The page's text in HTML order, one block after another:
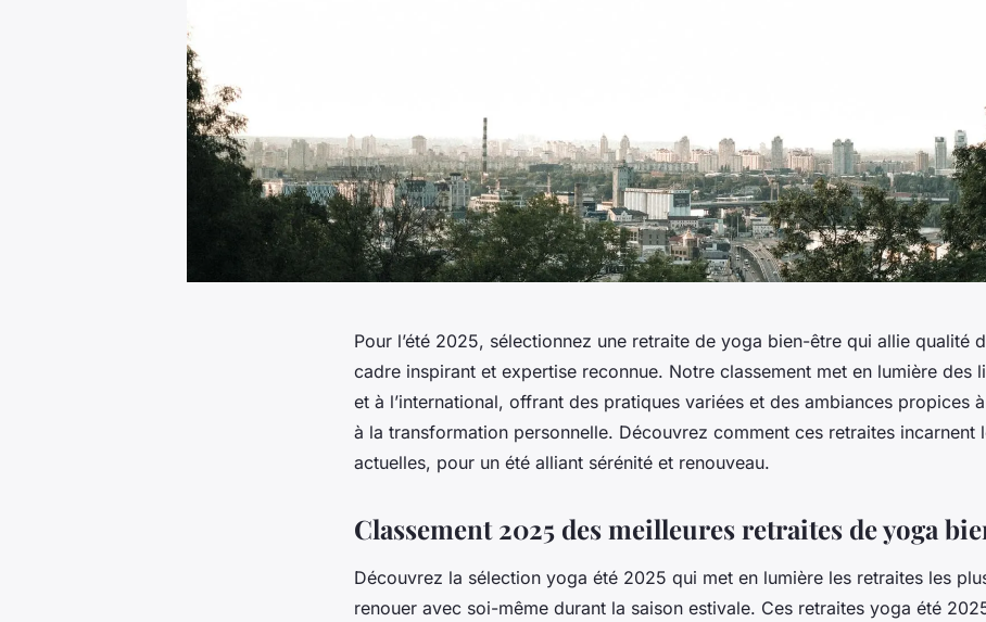
Pour l’été 2025, sélectionnez une retraite de yoga bien-être qui allie qualité
cadre inspirant et expertise reconnue. Notre classement met en lumière des
et à l’international, offrant des pratiques variées et des ambiances propices
à la transformation personnelle. Découvrez comment ces retraites incarnent
actuelles, pour un été alliant sérénité et renouveau.
Classement 2025 des meilleures retraites de yoga
Découvrez la sélection yoga été 2025 qui met en lumière les retraites les
renouer avec soi-même durant la saison estivale. Ces retraites yoga été